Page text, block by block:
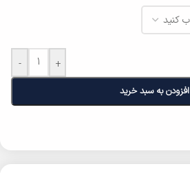
- +
افزودن به سبد خرید